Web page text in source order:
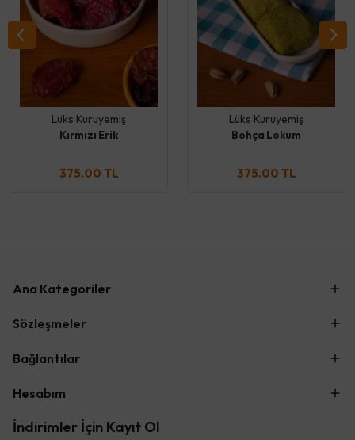
Lüks Kuruyemiş
Kırmızı Erik
375.00 TL
Lüks Kuruyemiş
Bohça Lokum
375.00 TL
Ana Kategoriler
Sözleşmeler
Bağlantılar
Hesabım
İndirimler İçin Kayıt Ol